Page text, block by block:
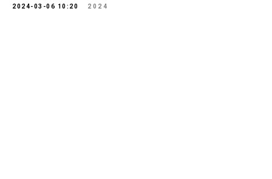
2024-03-06 10:20 2024